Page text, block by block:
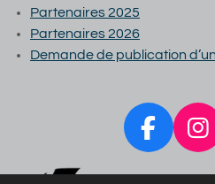
Partenaires 2025
Partenaires 2026
Demande de publication
F
I